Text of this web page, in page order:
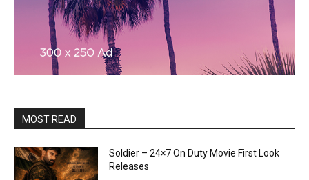
MOST READ
Soldier – 24×7 On Duty Movie First Look
Releases